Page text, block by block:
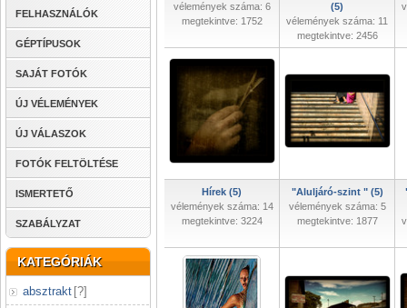
FELHASZNÁLÓK
GÉPTÍPUSOK
SAJÁT FOTÓK
ÚJ VÉLEMÉNYEK
ÚJ VÁLASZOK
FOTÓK FELTÖLTÉSE
ISMERTETŐ
SZABÁLYZAT
KATEGÓRIÁK
absztrakt [?]
vélemények száma: 6
megtekintve: 1752
(5)
vélemények száma: 11
megtekintve: 2456
Hírek (5)
vélemények száma: 14
megtekintve: 3224
"Aluljáró-szint " (5)
vélemények száma: 5
megtekintve: 1877